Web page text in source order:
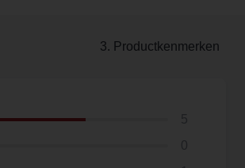
3. Productkenmerken